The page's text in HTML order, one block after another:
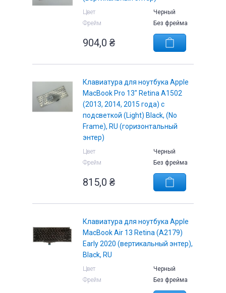
Цвет
Черный
Фрейм
Без фрейма
904,0 ₴
Клавиатура для ноутбука Apple
MacBook Pro 13" Retina A1502
(2013, 2014, 2015 года) с
подсветкой (Light) Black, (No
Frame), RU (горизонтальный
энтер)
Цвет
Черный
Фрейм
Без фрейма
815,0 ₴
Клавиатура для ноутбука Apple
MacBook Air 13 Retina (A2179)
Early 2020 (вертикальный энтер),
Black, RU
Цвет
Черный
Фрейм
Без фрейма